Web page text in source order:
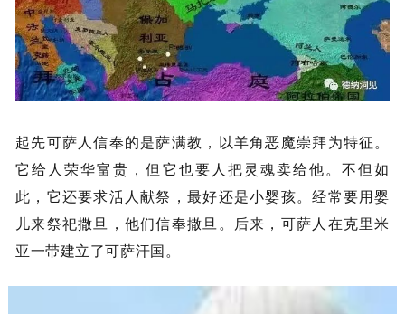
起先可萨人信奉的是萨满教，以羊角恶魔崇拜为特征。
它给人荣华富贵，但它也要人把灵魂卖给他。不但如
此，它还要求活人献祭，最好还是小婴孩。经常要用婴
儿来祭祀撒旦，他们信奉撒旦。后来，可萨人在克里米
亚一带建立了可萨汗国。